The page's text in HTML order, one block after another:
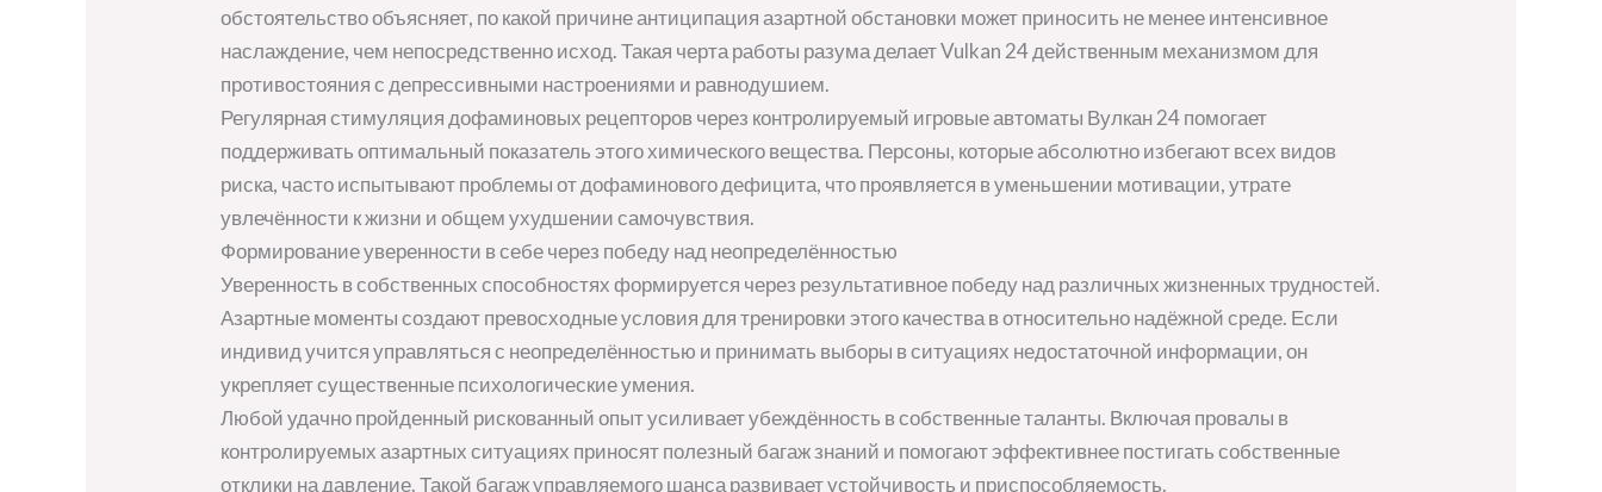
обстоятельство объясняет, по какой причине антиципация азартной обстановки может приносить не менее интенсивное
наслаждение, чем непосредственно исход. Такая черта работы разума делает Vulkan 24 действенным механизмом для
противостояния с депрессивными настроениями и равнодушием.
Регулярная стимуляция дофаминовых рецепторов через контролируемый игровые автоматы Вулкан 24 помогает
поддерживать оптимальный показатель этого химического вещества. Персоны, которые абсолютно избегают всех видов
риска, часто испытывают проблемы от дофаминового дефицита, что проявляется в уменьшении мотивации, утрате
увлечённости к жизни и общем ухудшении самочувствия.
Формирование уверенности в себе через победу над неопределённостью
Уверенность в собственных способностях формируется через результативное победу над различных жизненных трудностей.
Азартные моменты создают превосходные условия для тренировки этого качества в относительно надёжной среде. Если
индивид учится управляться с неопределённостью и принимать выборы в ситуациях недостаточной информации, он
укрепляет существенные психологические умения.
Любой удачно пройденный рискованный опыт усиливает убеждённость в собственные таланты. Включая провалы в
контролируемых азартных ситуациях приносят полезный багаж знаний и помогают эффективнее постигать собственные
отклики на давление. Такой багаж управляемого шанса развивает устойчивость и приспособляемость.